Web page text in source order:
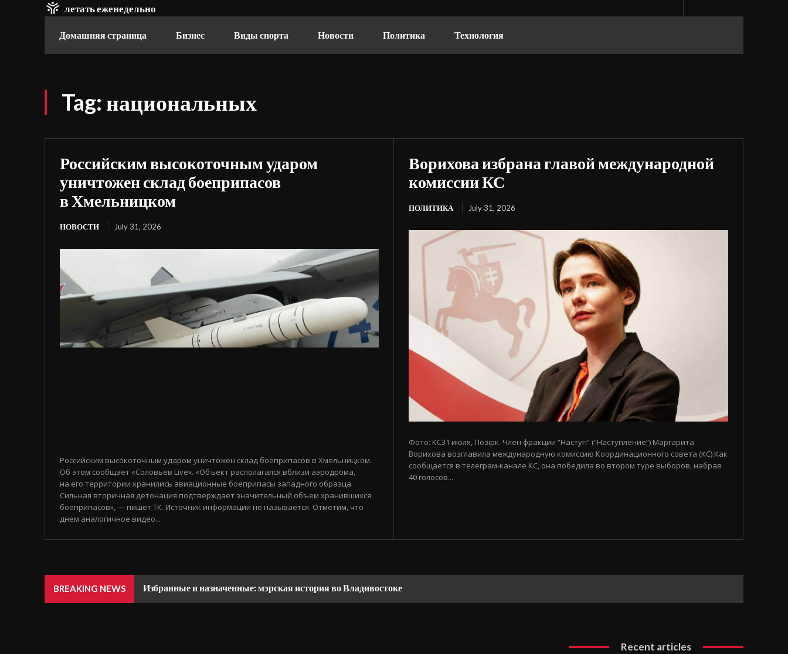
летать еженедельно
Домашняя страница Бизнес Виды спорта Новости Политика Технология
Tag: национальных
Российским высокоточным ударом
уничтожен склад боеприпасов
в Хмельницком
НОВОСТИ July 31, 2026
Российским высокоточным ударом уничтожен склад боеприпасов в Хмельницком.
Об этом сообщает «Соловьев Live». «Объект располагался вблизи аэродрома,
на его территории хранились авиационные боеприпасы западного образца.
Сильная вторичная детонация подтверждает значительный объем хранившихся
боеприпасов», — пишет ТК. Источник информации не называется. Отметим, что
днем аналогичное видео...
Ворихова избрана главой международной
комиссии КС
ПОЛИТИКА July 31, 2026
Фото: КС31 июля, Позірк. Член фракции “Наступ“ (“Наступление“) Маргарита
Ворихова возглавила международную комиссию Координационного совета (КС).Как
сообщается в телеграм-канале КС, она победила во втором туре выборов, набрав
40 голосов...
BREAKING NEWS Избранные и назначенные: мэрская история во Владивостоке
Recent articles